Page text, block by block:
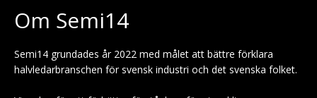
Om Semi14
Semi14 grundades år 2022 med målet att bättre förklara
halvledarbranschen för svensk industri och det svenska folket.